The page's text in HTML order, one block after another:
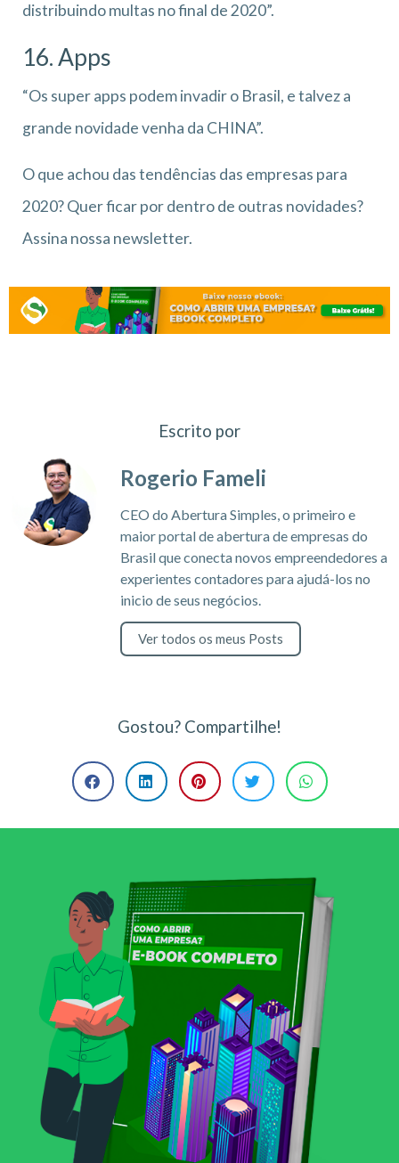
distribuindo multas no final de 2020”.
16. Apps
“Os super apps podem invadir o Brasil, e talvez a
grande novidade venha da CHINA”.
O que achou das tendências das empresas para
2020? Quer ficar por dentro de outras novidades?
Assina nossa newsletter.
Escrito por
Rogerio Fameli
CEO do Abertura Simples, o primeiro e
maior portal de abertura de empresas do
Brasil que conecta novos empreendedores a
experientes contadores para ajudá-los no
inicio de seus negócios.
Ver todos os meus Posts
Gostou? Compartilhe!